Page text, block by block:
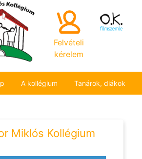
Felvételi
kérelem
A kollégium Tanárok, diákok
Miklós Kollégium